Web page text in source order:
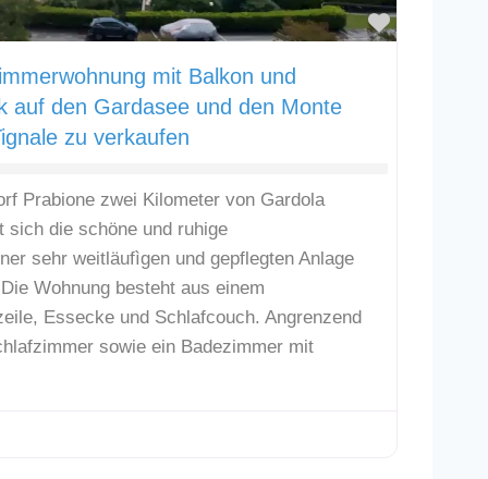
Favorit
mit Balkon und
auf den Gardasee und den Monte
zu verkaufen
Prabione zwei Kilometer von Gardola
sich die schöne und ruhige
sehr weitläufìgen und gepflegten Anlage
Wohnung besteht aus einem
Essecke und Schlafcouch. Angrenzend
sowie ein Badezimmer mit